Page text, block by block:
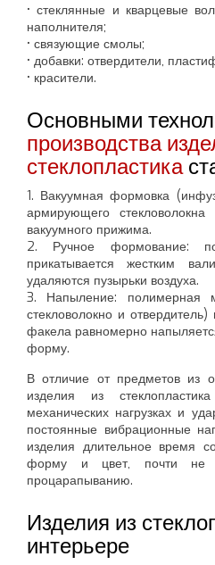
• стеклянные и кварцевые
наполнителя;
• связующие смолы;
• добавки: отвердители,
• красители.
Основными
производства
стеклопластика
1. Вакуумная формовка
армирующего
вакуумного прижима.
2. Ручное формование:
прикатывается жестким
удаляются пузырьки воздуха.
3. Напыление: полимерная
стекловолокно и
факела равномерно
форму.
В отличие от предметов из
изделия из
механических нагрузках и
постоянные вибрационные
изделия длительное время
форму и цвет, почти не
процарапыванию.
Изделия из
интерьере